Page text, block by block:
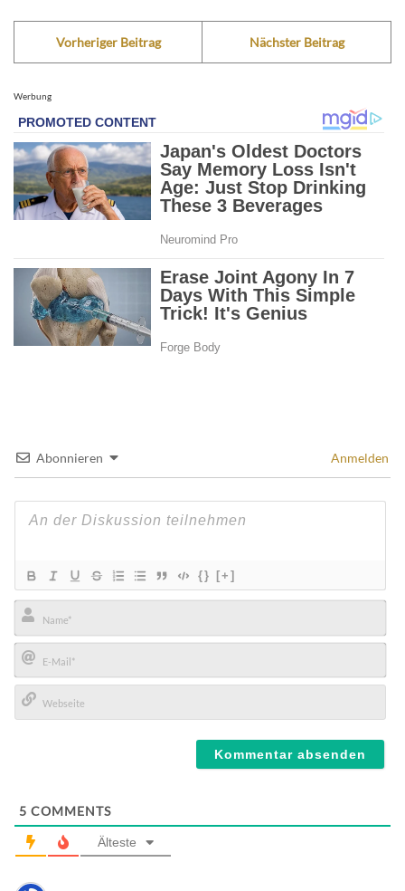
Vorheriger Beitrag Nächster Beitrag
Werbung
Abonnieren Anmelden
{} [+]
Name*
E-
Mail*
5 COMMENTS
Älteste